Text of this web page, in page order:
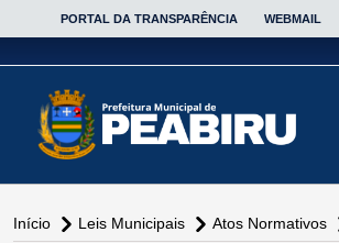
PORTAL DA TRANSPARÊNCIA WEBMAIL
Início Leis Municipais Atos Normativos